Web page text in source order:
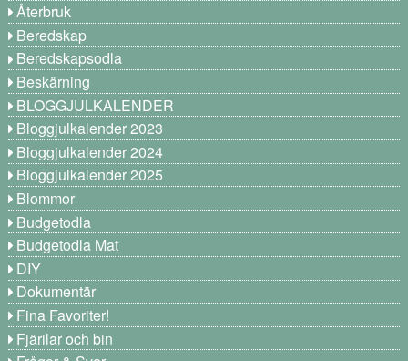
Återbruk
Beredskap
Beredskapsodla
Beskärning
BLOGGJULKALENDER
Bloggjulkalender 2023
Bloggjulkalender 2024
Bloggjulkalender 2025
Blommor
Budgetodla
Budgetodla Mat
DIY
Dokumentär
Fina Favoriter!
Fjärilar och bin